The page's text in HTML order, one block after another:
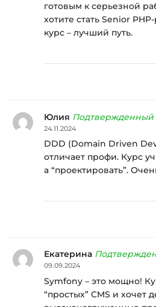
готовым к серьезной
хотите стать Senior
курс – лучший путь.
Юлия Подтвержденный
24.11.2024
DDD (Domain Driven
отличает профи. Курс
а “проектировать”.
Екатерина
09.09.2024
Symfony – это мощно!
“простых” CMS и хочет